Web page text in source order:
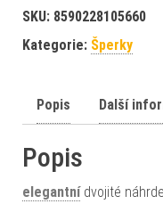
SKU: 8590228105660
Kategorie: Šperky
Popis Další
Popis
elegantnídvojité